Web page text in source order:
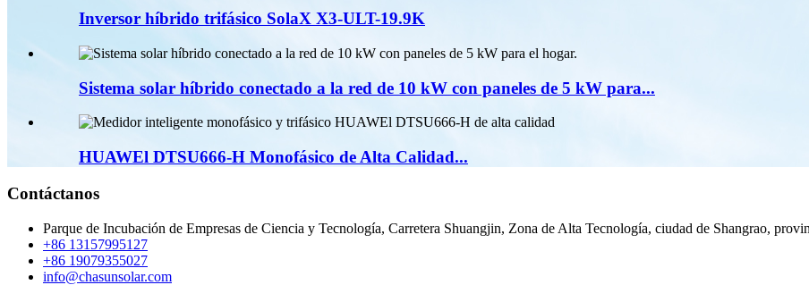
Inversor híbrido trifásico SolaX X3-ULT-19.9K
Sistema solar híbrido conectado a la red de 10 kW con paneles de 5 kW para...
HUAWEl DTSU666-H Monofásico de Alta Calidad...
Contáctanos
Parque de Incubación de Empresas de Ciencia y Tecnología, Carretera Shuangjin, Zona de Alta Tecnología, ciudad de Shangrao,
+86 13157995127
+86 19079355027
info@chasunsolar.com